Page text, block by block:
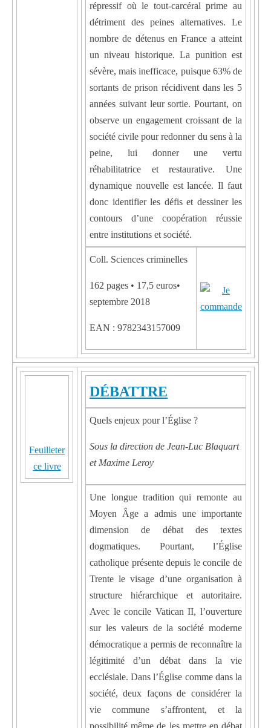
répressif où le tout-carcéral prime au
détriment des peines alternatives. Le
nombre de détenus en France a atteint
un niveau historique. La punition est
sévère, mais inefficace, puisque 63% de
sortants de prison récidivent dans les 5
années suivant leur sortie. Pourtant, on
observe un engagement croissant de la
société civile pour redonner du sens à la
peine, lui donner une vertu
réhabilitatrice et restaurative. Une
dynamique nouvelle est lancée. Il faut
donc identifier les défis et dessiner les
contours d’une coopération réussie
entre institutions et société.
Coll. Sciences criminelles
162 pages • 17,5 euros•
septembre 2018
EAN : 9782343157009
Feuilleter
ce livre
DÉBATTRE
Quels enjeux pour l’Église ?
Sous la direction de Jean-Luc Blaquart
et Maxime Leroy
Une longue tradition qui remonte au
Moyen Âge a admis une importante
dimension de débat des textes
dogmatiques. Pourtant, l’Église
catholique présente depuis le concile de
Trente le visage d’une organisation à
structure hiérarchique et autoritaire.
Avec le concile Vatican II, l’ouverture
sur les valeurs de la société moderne
démocratique a permis de reconnaître la
légitimité d’un débat dans la vie
ecclésiale. Dans l’Église comme dans la
société, deux façons de considérer la
vie commune s’affrontent, et la